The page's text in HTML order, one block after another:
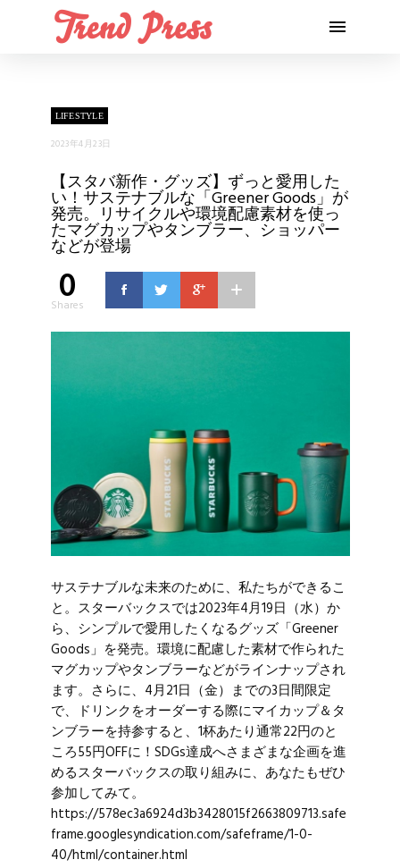
LIFESTYLE
2023年4月23日
【スタバ新作・グッズ】ずっと愛用した
い！サステナブルな「Greener Goods」が
発売。リサイクルや環境配慮素材を使っ
たマグカップやタンブラー、ショッパー
などが登場
0
Shares
サステナブルな未来のために、私たちができるこ
と。スターバックスでは2023年4月19日（水）か
ら、シンプルで愛用したくなるグッズ「Greener
Goods」を発売。環境に配慮した素材で作られた
マグカップやタンブラーなどがラインナップされ
ます。さらに、4月21日（金）までの3日間限定
で、ドリンクをオーダーする際にマイカップ＆タ
ンブラーを持参すると、1杯あたり通常22円のと
ころ55円OFFに！SDGs達成へさまざまな企画を進
めるスターバックスの取り組みに、あなたもぜひ
参加してみて。
https://578ec3a6924d3b3428015f2663809713.safe
frame.googlesyndication.com/safeframe/1-0-
40/html/container.html